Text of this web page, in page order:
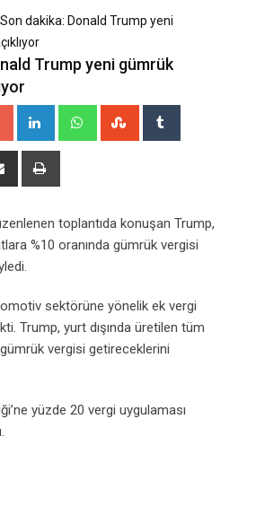
Son dakika: Donald Trump yeni
Trump yeni gümrük
Google+ LinkedIn WhatsappStumbleUpon
Share
toplantıda konuşan Trump,
%10 oranında gümrük vergisi
sektörüne yönelik ek vergi
Trump, yurt dışında üretilen tüm
vergisi getireceklerini
yüzde 20 vergi uygulaması